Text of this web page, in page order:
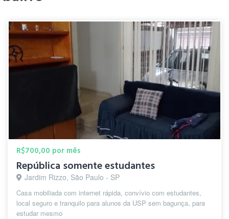
R$700,00 por mês
República somente estudantes
Jardim Rizzo, São Paulo - SP
Casa mobiliada com internet rápida, convívio com estudantes,
local seguro e tranquilo para alunos da USP sem bagunça, para
estudar mesmo